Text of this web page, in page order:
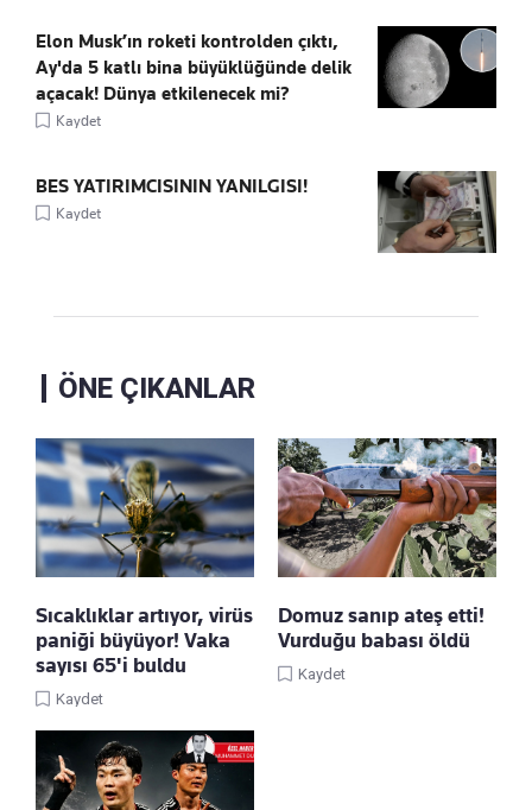
Elon Musk’ın roketi kontrolden çıktı,
Ay'da 5 katlı bina büyüklüğünde delik
açacak! Dünya etkilenecek mi?
Kaydet
BES YATIRIMCISININ YANILGISI!
Kaydet
ÖNE ÇIKANLAR
Sıcaklıklar artıyor, virüs
paniği büyüyor! Vaka
sayısı 65'i buldu
Kaydet
Domuz sanıp ateş etti!
Vurduğu babası öldü
Kaydet